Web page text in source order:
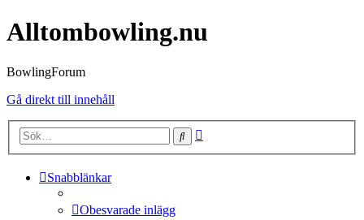
Alltombowling.nu
BowlingForum
Gå direkt till innehåll
Sök
Snabblänkar
Obesvarade inlägg